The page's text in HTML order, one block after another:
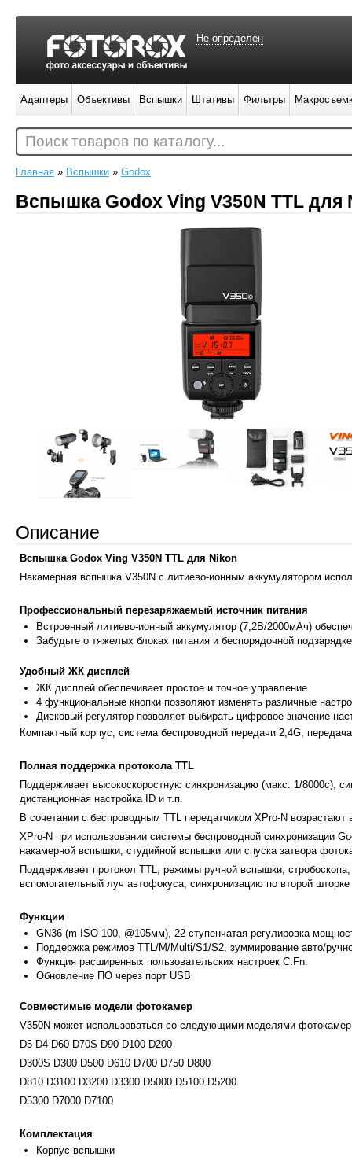
Главная » Вспышки » Godox
Вспышка Godox Ving V350N TTL для
Описание
Вспышка Godox Ving V350N TTL для Nikon
Накамерная вспышка V350N с литиево-ионным аккумулятором
Профессиональный перезаряжаемый источник питания
Встроенный литиево-ионный аккумулятор (7,2В/2000мАч)
Забудьте о тяжелых блоках питания и беспорядочной
Удобный ЖК дисплей
ЖК дисплей обеспечивает простое и точное управление
4 функциональные кнопки позволяют изменять различные
Дисковый регулятор позволяет выбирать цифровое значение
Компактный корпус, система беспроводной передачи 2,4G,
Полная поддержка протокола TTL
Поддерживает высокоскоростную синхронизацию (макс. 1/8000с),
дистанционная настройка ID и т.п.
В сочетании с беспроводным TTL передатчиком XPro-N
XPro-N при использовании системы беспроводной синхронизации
накамерной вспышки, студийной вспышки или спуска затвора
Поддерживает протокол TTL, режимы ручной вспышки,
вспомогательный луч автофокуса, синхронизацию по второй шторке
Функции
GN36 (m ISO 100, @105мм), 22-ступенчатая регулировка
Поддержка режимов TTL/M/Multi/S1/S2, зуммирование авто/
Функция расширенных пользовательских настроек C.Fn.
Обновление ПО через порт USB
Совместимые модели фотокамер
V350N может использоваться со следующими моделями
D5 D4 D60 D70S D90 D100 D200
D300S D300 D500 D610 D700 D750 D800
D810 D3100 D3200 D3300 D5000 D5100 D5200
D5300 D7000 D7100
Комплектация
Корпус вспышки
Не определен
Адаптеры Объективы Вспышки Штативы Фильтры
Поиск товаров по каталогу...